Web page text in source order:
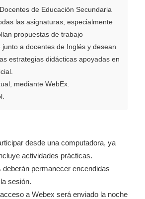
Docentes de Educación Secundaria
las asignaturas, especialmente
propuestas de trabajo
junto a docentes de Inglés y desean
estrategias didácticas apoyadas en
mediante WebEx.
desde una computadora, ya
actividades prácticas.
deberán permanecer encendidas
sesión.
a Webex será enviado la noche